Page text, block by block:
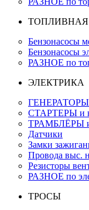
Бензонасосы
Бензонасосы
РАЗНОЕ по
ЭЛЕКТРИКА
ГЕНЕРАТОРЫ
СТАРТЕРЫ и
ТРАМБЛЁРЫ и
Датчики
Замки
Провода выс.
Резисторы
РАЗНОЕ по
ТРОСЫ